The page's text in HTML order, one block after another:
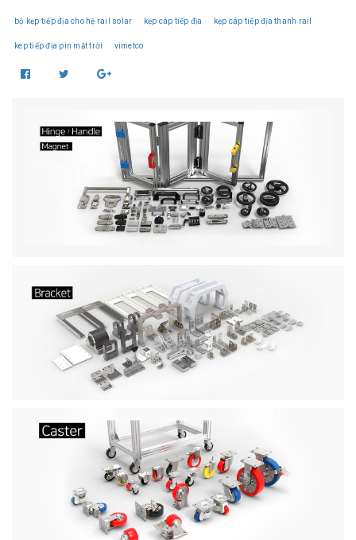
bộ kẹp tiếp địa cho hệ rail solar kẹp cáp tiếp địa kẹp cáp tiếp địa thanh rail
kep tiếp địa pin mặt trời vimetco